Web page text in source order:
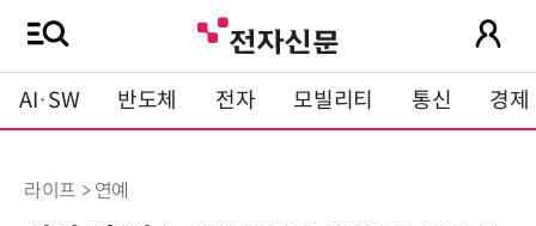
AI·SW 반도체 전자 모빌리티 통신 경제
라이프 > 연예